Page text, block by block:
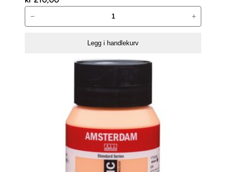
Standard
− +
Legg i handlekurv